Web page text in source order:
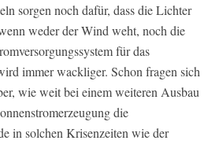
sorgen noch dafür, dass die Lichter
weder der Wind weht, noch die
für das
immer wackliger. Schon fragen sich
wie weit bei einem weiteren Ausbau
die
in solchen Krisenzeiten wie der